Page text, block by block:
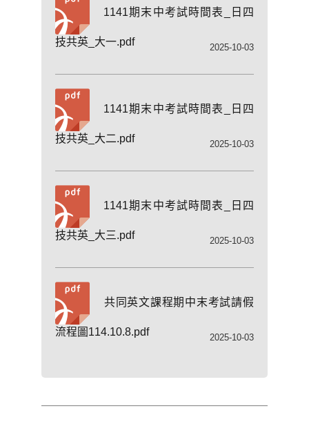
1141期末中考試時間表_日四
技共英_大一.pdf 2025-10-03
1141期末中考試時間表_日四
技共英_大二.pdf 2025-10-03
1141期末中考試時間表_日四
技共英_大三.pdf 2025-10-03
共同英文課程期中末考試請假
流程圖114.10.8.pdf 2025-10-03